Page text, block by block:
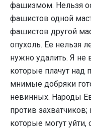
фашизмом. Нельзя
фашистов одной
фашистов другой
опухоль. Ее нельзя
нужно удалить. Я
которые плачут над
мнимые добряки
невинных. Народы
против
которые могут